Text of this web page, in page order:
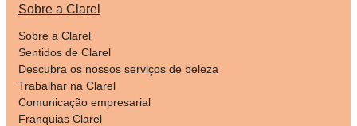
Sobre a Clarel
Sobre a Clarel
Sentidos de Clarel
Descubra os nossos serviços de beleza
Trabalhar na Clarel
Comunicação empresarial
Franquias Clarel